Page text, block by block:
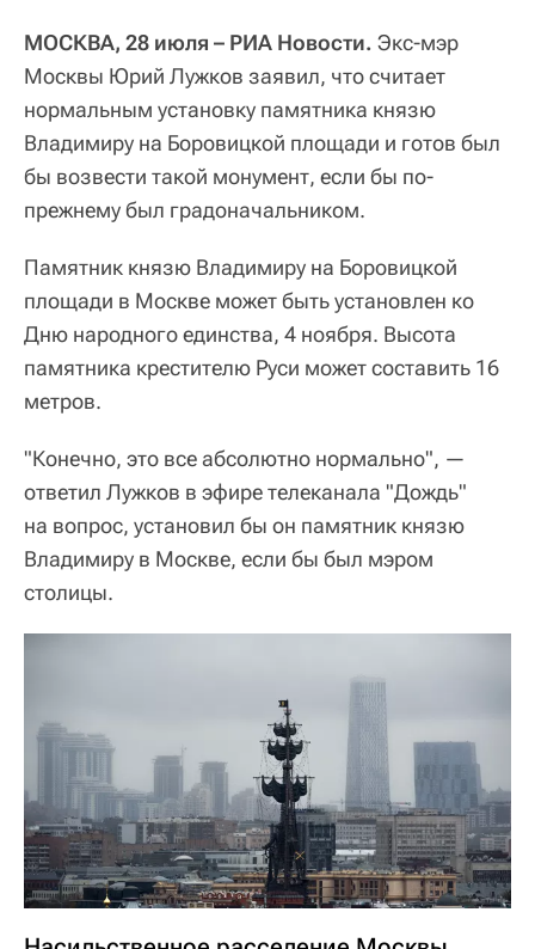
МОСКВА, 28 июля – РИА Новости. Экс-мэр
Москвы Юрий Лужков заявил, что считает
нормальным установку памятника князю
Владимиру на Боровицкой площади и готов был
бы возвести такой монумент, если бы по-
прежнему был градоначальником.
Памятник князю Владимиру на Боровицкой
площади в Москве может быть установлен ко
Дню народного единства, 4 ноября. Высота
памятника крестителю Руси может составить 16
метров.
"Конечно, это все абсолютно нормально", —
ответил Лужков в эфире телеканала "Дождь"
на вопрос, установил бы он памятник князю
Владимиру в Москве, если бы был мэром
столицы.